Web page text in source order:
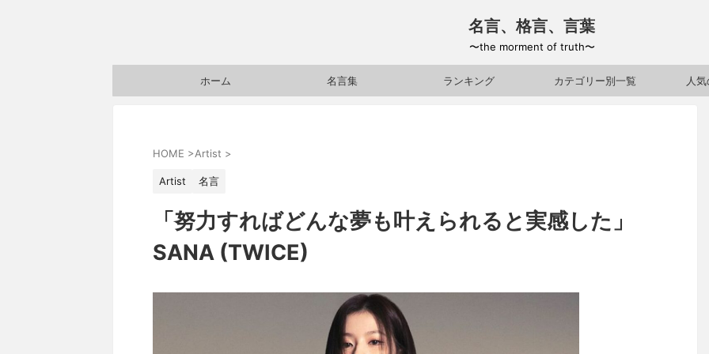
名言、格言、言葉
〜the morment of truth〜
ホーム 名言集 ランキング カテゴリー別一覧 人
HOME >Artist >
Artist 名言
「努力すればどんな夢も叶えられると実感した」
SANA (TWICE)